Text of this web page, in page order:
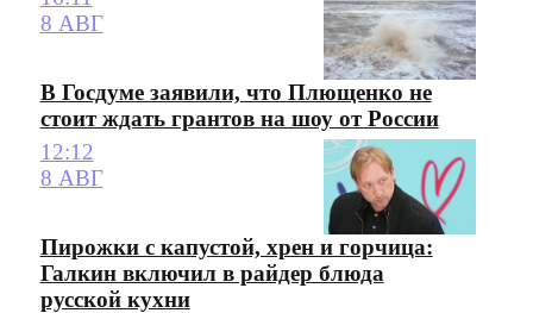
8 АВГ
В Госдуме заявили, что Плющенко не
стоит ждать грантов на шоу от России
12:12
8 АВГ
Пирожки с капустой, хрен и горчица:
Галкин включил в райдер блюда
русской кухни